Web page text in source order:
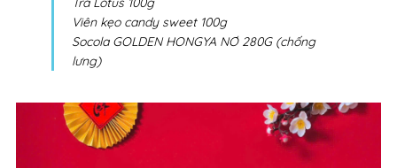
Viên kẹo candy sweet 100g
Socola GOLDEN HONGYA NƠ 280G (chống
lưng)